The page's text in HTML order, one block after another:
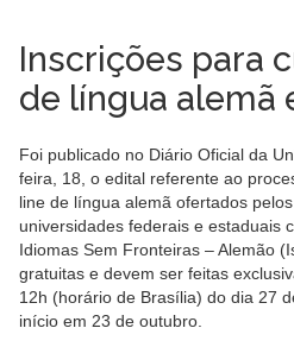
Inscrições para
de língua alemã
Foi publicado no Diário Oficial da
feira, 18, o edital referente ao
line de língua alemã ofertados
universidades federais e estaduais
Idiomas Sem Fronteiras – Alemão
gratuitas e devem ser feitas
12h (horário de Brasília) do dia 27
início em 23 de outubro.